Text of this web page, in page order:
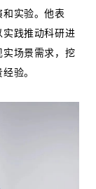
实验。他表
践推动科研进
场景需求，挖
验。